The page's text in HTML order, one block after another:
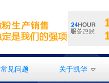
常见问题 关于凯华